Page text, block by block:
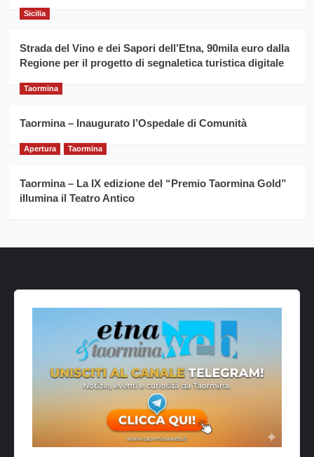
Sicilia
Strada del Vino e dei Sapori dell’Etna, 90mila euro dalla
Regione per il progetto di segnaletica turistica digitale
Taormina
Taormina – Inaugurato l’Ospedale di Comunità
Apertura Taormina
Taormina – La IX edizione del “Premio Taormina Gold”
illumina il Teatro Antico